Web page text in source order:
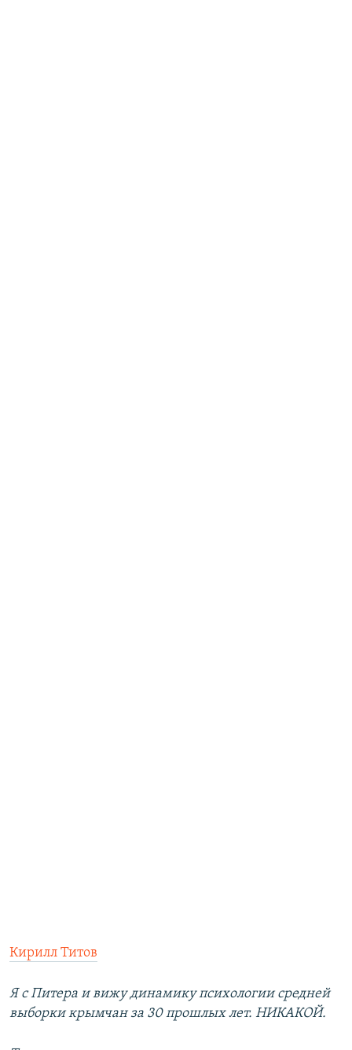
Кирилл Титов
Я с Питера и вижу динамику психологии средней
выборки крымчан за 30 прошлых лет. НИКАКОЙ.